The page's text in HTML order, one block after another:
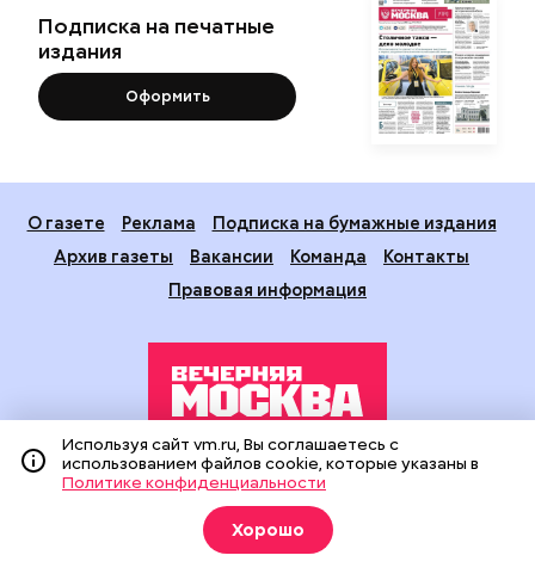
Подписка на печатные
издания
Оформить
О газете Реклама
Подписка на бумажные издания
Архив газеты
Вакансии Команда
Контакты
Правовая информация
Издание создано при финансовой поддержке Департамента
средств массовой информации и рекламы города Москвы.
На сайте применяются рекомендательные технологии
(информационные технологии предоставления информации
на основе сбора, систематизации и анализа сведений,
Используя сайт vm.ru, Вы соглашаетесь с
использованием файлов cookie, которые указаны в
Политике конфиденциальности
Хорошо